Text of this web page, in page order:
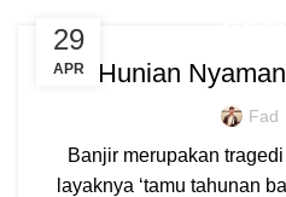
29
APR Hunian
Fad
Banjir merupakan
layaknya ‘tamu tahunan